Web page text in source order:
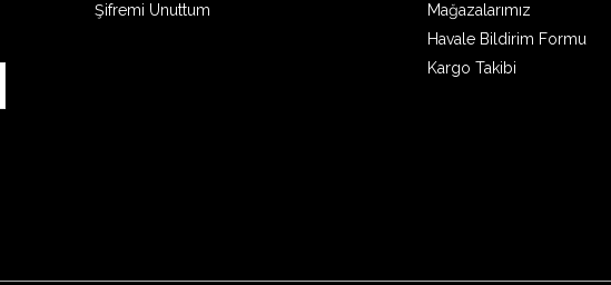
Şifremi Unuttum
Mağazalarımız
Havale Bildirim Formu
Kargo Takibi